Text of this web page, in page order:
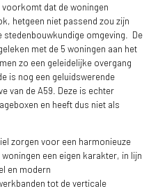
dat de woningen
hetgeen niet passend zou zijn
stedenbouwkundige omgeving. De
met de 5 woningen aan het
zo een geleidelijke overgang
is nog een geluidswerende
van de A59. Deze is echter
en heeft dus niet als
zorgen voor een harmonieuze
een eigen karakter, in lijn
en modern
tot de verticale